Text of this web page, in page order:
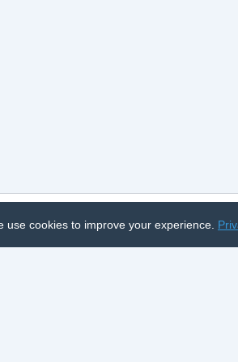
Legume și Fructe | Powered by
use cookies to improve your experience.